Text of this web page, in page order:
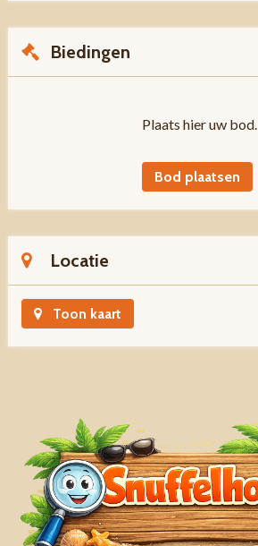
Biedingen
Plaats hier uw bod.
Bod plaatsen
Locatie
Toon kaart